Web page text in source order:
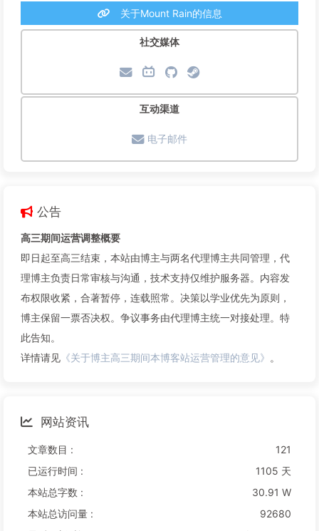
关于Mount Rain的信息
社交媒体
互动渠道
电子邮件
公告
高三期间运营调整概要
即日起至高三结束，本站由博主与两名代理博主共同管理，代
理博主负责日常审核与沟通，技术支持仅维护服务器。内容发
布权限收紧，合著暂停，连载照常。决策以学业优先为原则，
博主保留一票否决权。争议事务由代理博主统一对接处理。特
此告知。
详情请见 《关于博主高三期间本博客站运营管理的意见》 。
网站资讯
文章数目 :
121
已运行时间 :
1105 天
本站总字数 :
30.91 W
本站总访问量 :
92680